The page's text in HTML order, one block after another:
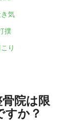
気
撲
り
院は限
すか？